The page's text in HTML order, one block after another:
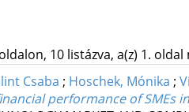
10 listázva, a(z) 1.
Csaba ; Hoschek, Mónika ;
performance of SMEs